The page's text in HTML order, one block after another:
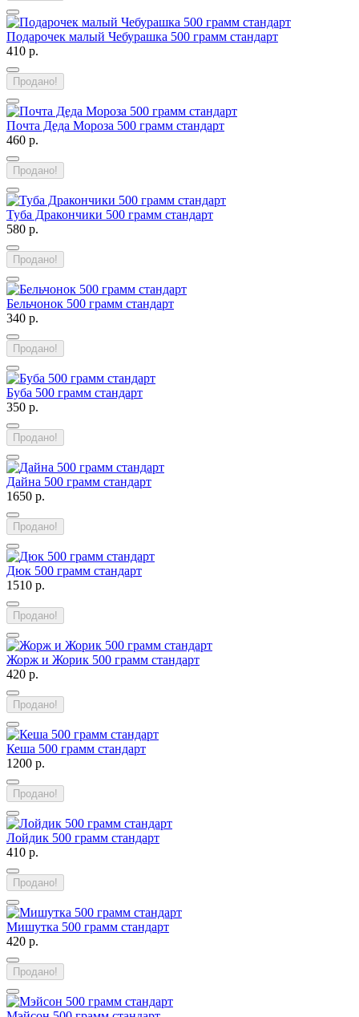
Подарочек малый Чебурашка 500 грамм стандарт
410 р.
Продано!
Почта Деда Мороза 500 грамм стандарт
460 р.
Продано!
Туба Дракончики 500 грамм стандарт
580 р.
Продано!
Бельчонок 500 грамм стандарт
340 р.
Продано!
Буба 500 грамм стандарт
350 р.
Продано!
Дайна 500 грамм стандарт
1650 р.
Продано!
Дюк 500 грамм стандарт
1510 р.
Продано!
Жорж и Жорик 500 грамм стандарт
420 р.
Продано!
Кеша 500 грамм стандарт
1200 р.
Продано!
Лойдик 500 грамм стандарт
410 р.
Продано!
Мишутка 500 грамм стандарт
420 р.
Продано!